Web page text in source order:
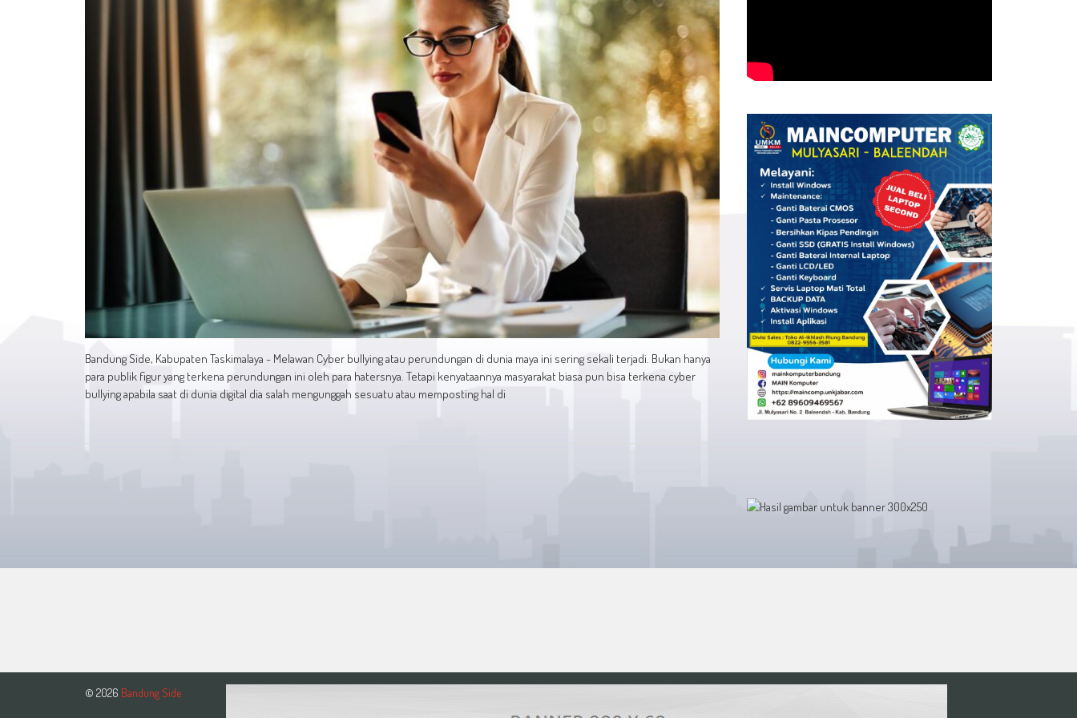
Bandung Side, Kabupaten Taskimalaya - Melawan Cyber bullying atau perundungan di dunia maya ini sering sekali terjadi. Bukan hanya
para publik figur yang terkena perundungan ini oleh para hatersnya. Tetapi kenyataannya masyarakat biasa pun bisa terkena cyber
bullying apabila saat di dunia digital dia salah mengunggah sesuatu atau memposting hal di
© 2026 Bandung Side